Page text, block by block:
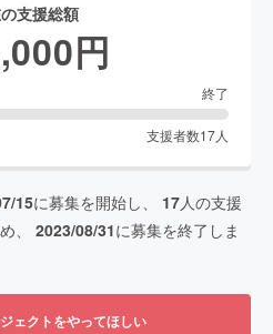
支援総額
円
終了
支援者数17人
15に募集を開始し、 17人の支援
、 2023/08/31に募集を終了しま
ェクトをやってほしい